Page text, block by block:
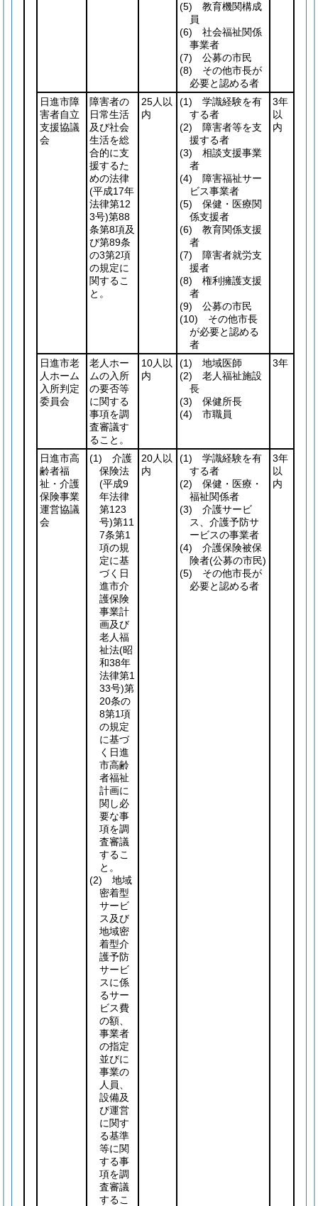
(5) 教育機関構成
員
(6) 社会福祉関係
事業者
(7) 公募の市民
(8) その他市長が
必要と認める者
日進市障
害者自立
支援協議
会
障害者の
日常生活
及び社会
生活を総
合的に支
援するた
めの法律
(平成17年
法律第12
3号)第88
条第8項及
び第89条
の3第2項
の規定に
関するこ
と。
25人以
内
(1) 学識経験を有
する者
(2) 障害者等を支
援する者
(3) 相談支援事業
者
(4) 障害福祉サー
ビス事業者
(5) 保健・医療関
係支援者
(6) 教育関係支援
者
(7) 障害者就労支
援者
(8) 権利擁護支援
者
(9) 公募の市民
(10) その他市長
が必要と認める
者
3年
以
内
日進市老
人ホーム
入所判定
委員会
老人ホー
ムの入所
の要否等
に関する
事項を調
査審議す
ること。
10人以
内
(1) 地域医師
(2) 老人福祉施設
長
(3) 保健所長
(4) 市職員
3年
日進市高
齢者福
祉・介護
保険事業
運営協議
会
(1) 介護
保険法
(平成9
年法律
第123
号)第11
7条第1
項の規
定に基
づく日
進市介
護保険
事業計
画及び
老人福
祉法(昭
和38年
法律第1
33号)第
20条の
8第1項
の規定
に基づ
く日進
市高齢
者福祉
計画に
関し必
要な事
項を調
査審議
するこ
と。
(2) 地域
密着型
サービ
ス及び
地域密
着型介
護予防
サービ
スに係
るサー
ビス費
の額、
事業者
の指定
並びに
事業の
人員、
設備及
び運営
に関す
る基準
等に関
する事
項を調
査審議
するこ
20人以
内
(1) 学識経験を有
する者
(2) 保健・医療・
福祉関係者
(3) 介護サービ
ス、介護予防サ
ービスの事業者
(4) 介護保険被保
険者(公募の市民)
(5) その他市長が
必要と認める者
3年
以
内